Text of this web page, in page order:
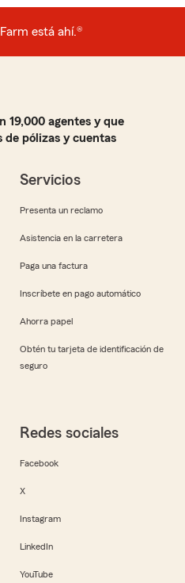
está ahí.®
19,000 agentes y que
de pólizas y cuentas
Servicios
Presenta un reclamo
Asistencia en la carretera
Paga una factura
Inscríbete en pago automático
Ahorra papel
Obtén tu tarjeta de identificación de
seguro
Redes sociales
Facebook
X
Instagram
LinkedIn
YouTube